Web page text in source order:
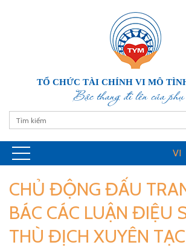
TỔ CHỨC TÀI CHÍNH VI MÔ
Bậc thang đi lên của
VI
CHỦ ĐỘNG ĐẤU
BÁC CÁC LUẬN ĐIỆU
THÙ ĐỊCH XUYÊN